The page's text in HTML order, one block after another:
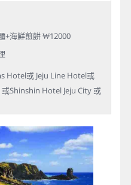
+海鮮煎餅 ₩12000
Hotel或 Jeju Line Hotel或
Shinshin Hotel Jeju City 或